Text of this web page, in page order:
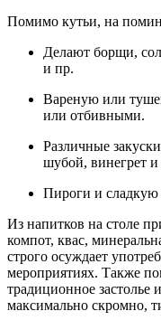
Помимо кутьи, на
Делают борщи,
и пр.
Вареную или
или отбивными.
Различные
шубой, винегрет и
Пироги и сладкую
Из напитков на столе
компот, квас,
строго осуждает
мероприятиях. Также
традиционное
максимально скромно,